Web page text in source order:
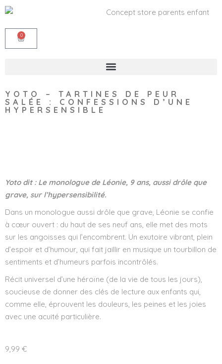
0
YOTO – TARTINES DE PEUR
SALÉE : CONFESSIONS D’UNE
HYPERSENSIBLE
Yoto dit : Le monologue de Léonie, 9 ans, aussi drôle que
grave, sur l’hypersensibilité.
Dans un monologue aussi drôle que grave, Léonie se confie
à cœur ouvert : du haut de ses neuf ans, elle met des mots
sur les angoisses qui l’encombrent. Un exutoire vibrant, plein
d’espoir et d’humour, qui fait jaillir en musique un tourbillon de
sentiments et d’humeurs parfois incontrôlés.
Récit universel d’une héroïne (de la vie de tous les jours),
soucieuse de donner des clés de lecture aux enfants qui,
comme elle, éprouvent les douleurs, les peines et les joies
avec une acuité particulière.
9,99 €